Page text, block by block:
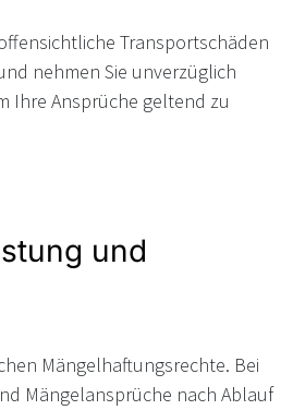
Transportschäden
nehmen Sie unverzüglich
Ihre Ansprüche geltend zu
und
Mängelhaftungsrechte. Bei
Mängelansprüche nach Ablauf